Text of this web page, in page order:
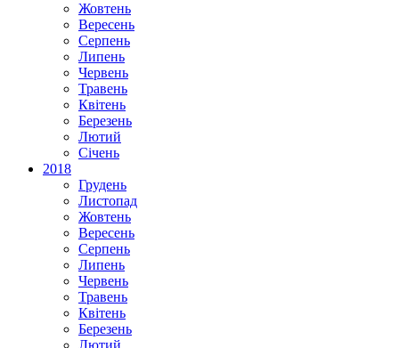
Жовтень
Вересень
Серпень
Липень
Червень
Травень
Квітень
Березень
Лютий
Січень
2018
Грудень
Листопад
Жовтень
Вересень
Серпень
Липень
Червень
Травень
Квітень
Березень
Лютий